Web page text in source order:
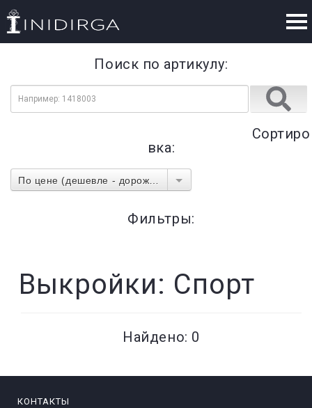
Выкройки: Спорт
Найдено: 0
Поиск по артикулу:
Сортиро
вка:
Фильтры:
КОНТАКТЫ